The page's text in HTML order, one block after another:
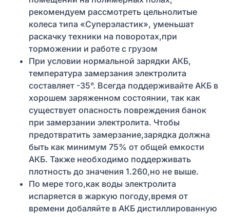
рекомендуем рассмотреть цельнолитые
колеса типа «Суперэластик», уменьшат
раскачку техники на поворотах,при
торможении и работе с грузом
При условии нормальной зарядки АКБ,
температура замерзания электролита
составляет -35°. Всегда поддерживайте АКБ в
хорошем заряженном состоянии, так как
существует опасность повреждения банок
при замерзании электролита. Чтобы
предотвратить замерзание,зарядка должна
быть как минимум 75% от общей емкости
АКБ. Также необходимо поддерживать
плотность до значения 1.260,но не выше.
По мере того,как воды электролита
испаряется в жаркую погоду,время от
времени добаляйте в АКБ дистиллированную